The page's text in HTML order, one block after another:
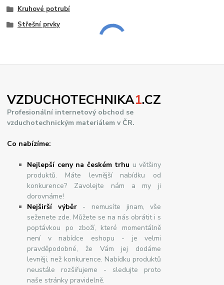
Kruhové potrubí
Střešní prvky
VZDUCHOTECHNIKA1.CZ
Profesionální internetový obchod se
vzduchotechnickým materiálem v ČR.
Co nabízíme:
Nejlepší ceny na českém trhu u většiny
produktů. Máte levnější nabídku od
konkurence? Zavolejte nám a my ji
dorovnáme!
Nejširšívýběr- nemusíte jinam, vše
seženete zde. Můžete se na nás obrátit i s
poptávkou po zboží, které momentálně
není v nabídce eshopu - je velmi
pravděpodobné, že Vám jej dodáme
levněji, než konkurence. Nabídku produktů
neustále rozšiřujeme - sledujte proto
naše stránky pravidelně.